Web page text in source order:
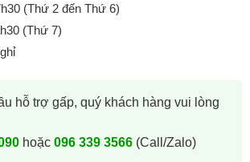
(Thứ 2 đến Thứ 6)
(Thứ 7)
hỗ trợ gấp, quý khách hàng vui lòng
hoặc 096 339 3566(Call/Zalo)